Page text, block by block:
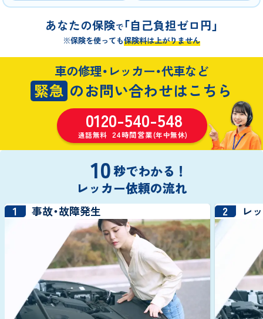
あなたの保険で「自己負担ゼロ円」
※保険を使っても保険料は上がりません
車の修理・レッカー・代車など
緊急 のお問い合わせはこちら
0120-540-548
通話無料 24時間営業(年中無休)
10秒でわかる！
レッカー依頼の流れ
1 事故・故障発生 2 レ